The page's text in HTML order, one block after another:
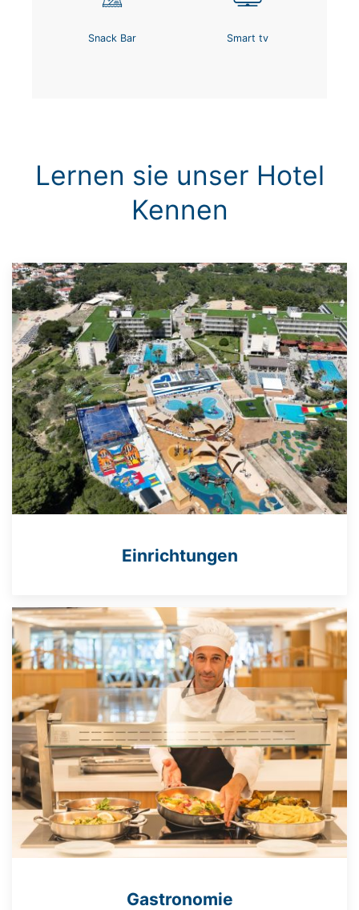
Snack Bar Smart tv
Lernen sie unser Hotel
Kennen
Einrichtungen
Gastronomie